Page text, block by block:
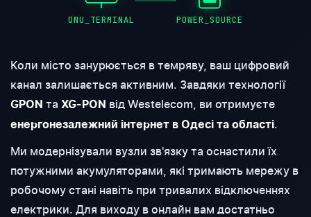
ONU_TERMINAL POWER_SOURCE
Коли місто занурюється в темряву, ваш цифровий
канал залишається активним. Завдяки технології
GPON та XG-PON від Westelecom, ви отримуєте
енергонезалежний інтернет в Одесі та області.
Ми модернізували вузли зв'язку та оснастили їх
потужними акумуляторами, які тримають мережу в
робочому стані навіть при тривалих відключеннях
електрики. Для виходу в онлайн вам достатньо